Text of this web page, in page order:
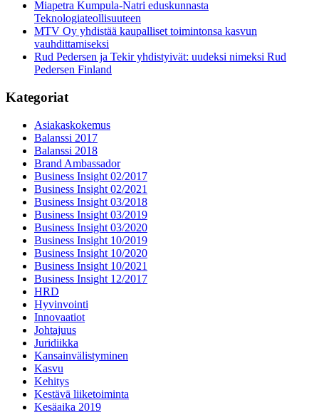
Miapetra Kumpula-Natri eduskunnasta
Teknologiateollisuuteen
MTV Oy yhdistää kaupalliset toimintonsa kasvun
vauhdittamiseksi
Rud Pedersen ja Tekir yhdistyivät: uudeksi nimeksi Rud
Pedersen Finland
Kategoriat
Asiakaskokemus
Balanssi 2017
Balanssi 2018
Brand Ambassador
Business Insight 02/2017
Business Insight 02/2021
Business Insight 03/2018
Business Insight 03/2019
Business Insight 03/2020
Business Insight 10/2019
Business Insight 10/2020
Business Insight 10/2021
Business Insight 12/2017
HRD
Hyvinvointi
Innovaatiot
Johtajuus
Juridiikka
Kansainvälistyminen
Kasvu
Kehitys
Kestävä liiketoiminta
Kesäaika 2019